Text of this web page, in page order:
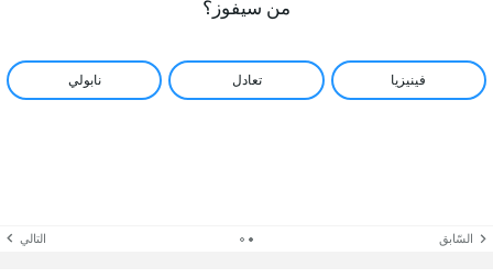
من سيفوز؟
فينيزيا تعادل نابولي
السّابق التالي